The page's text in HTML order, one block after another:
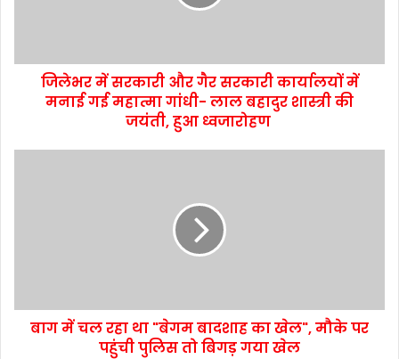
जिलेभर में सरकारी और गैर सरकारी कार्यालयों में
मनाई गई महात्मा गांधी- लाल बहादुर शास्त्री की
जयंती, हुआ ध्वजारोहण
बाग में चल रहा था "बेगम बादशाह का खेल", मौके पर
पहुंची पुलिस तो बिगड़ गया खेल